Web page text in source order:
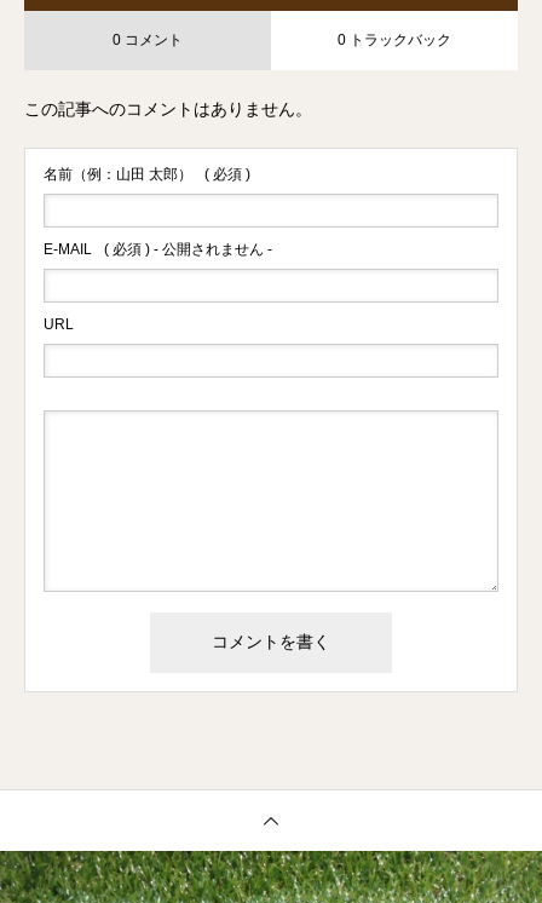
0 コメント 0 トラックバック
この記事へのコメントはありません。
名前（例：山田 太郎） ( 必須 )
E-MAIL ( 必須 ) - 公開されません -
URL